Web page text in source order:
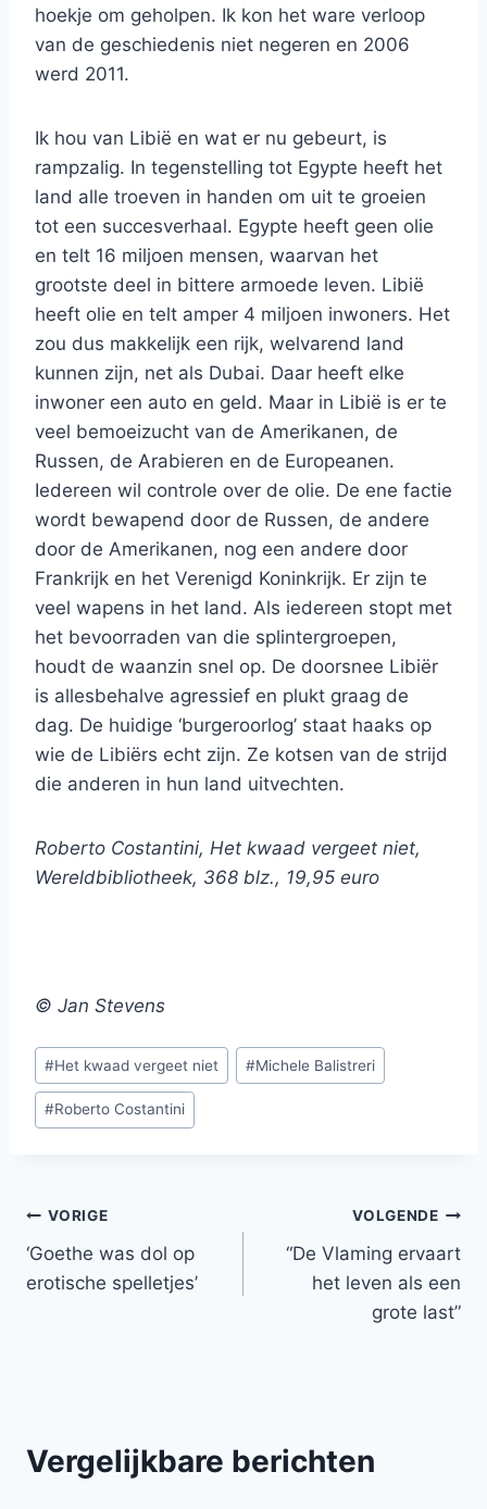
hoekje om geholpen. Ik kon het ware verloop
van de geschiedenis niet negeren en 2006
werd 2011.
Ik hou van Libië en wat er nu gebeurt, is
rampzalig. In tegenstelling tot Egypte heeft het
land alle troeven in handen om uit te groeien
tot een succesverhaal. Egypte heeft geen olie
en telt 16 miljoen mensen, waarvan het
grootste deel in bittere armoede leven. Libië
heeft olie en telt amper 4 miljoen inwoners. Het
zou dus makkelijk een rijk, welvarend land
kunnen zijn, net als Dubai. Daar heeft elke
inwoner een auto en geld. Maar in Libië is er te
veel bemoeizucht van de Amerikanen, de
Russen, de Arabieren en de Europeanen.
Iedereen wil controle over de olie. De ene factie
wordt bewapend door de Russen, de andere
door de Amerikanen, nog een andere door
Frankrijk en het Verenigd Koninkrijk. Er zijn te
veel wapens in het land. Als iedereen stopt met
het bevoorraden van die splintergroepen,
houdt de waanzin snel op. De doorsnee Libiër
is allesbehalve agressief en plukt graag de
dag. De huidige ‘burgeroorlog’ staat haaks op
wie de Libiërs echt zijn. Ze kotsen van de strijd
die anderen in hun land uitvechten.
Roberto Costantini, Het kwaad vergeet niet,
Wereldbibliotheek, 368 blz., 19,95 euro
© Jan Stevens
Bericht
tags:
#Het kwaad vergeet niet #Michele Balistreri
#Roberto Costantini
Bericht
navigatie
VORIGE
‘Goethe was dol op
erotische spelletjes’
VOLGENDE
“De Vlaming ervaart
het leven als een
grote last”
Vergelijkbare berichten